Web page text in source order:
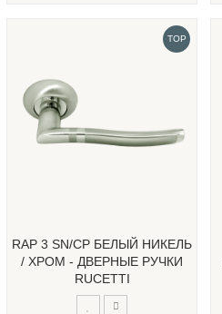
TOP
RAP 3 SN/CP БЕЛЫЙ НИКЕЛЬ
/ ХРОМ - ДВЕРНЫЕ РУЧКИ
RUCETTI